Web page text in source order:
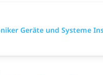
Geräte und Systeme